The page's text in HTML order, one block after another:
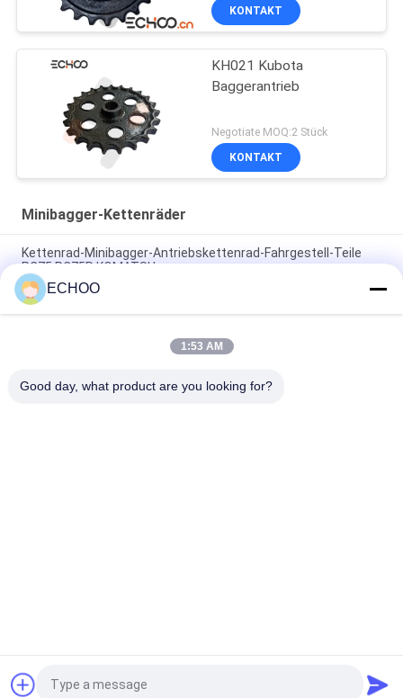
KONTAKT
KH021 Kubota
Baggerantrieb
Negotiate MOQ:2 Stück
KONTAKT
Minibagger-Kettenräder
Kettenrad-Minibagger-Antriebskettenrad-Fahrgestell-Teile
PC75 PC75R KOMATSU
Minibagger-Kettenräder PC30R -8, KOMATSU-Bagger-
Antriebskettenräder
BAGGER-Kettenrad-Antriebskettenrad-Hochleistung
Fordern Sie ein Angebot
ECHOO
1:53 AM
Good day, what product are you looking for?